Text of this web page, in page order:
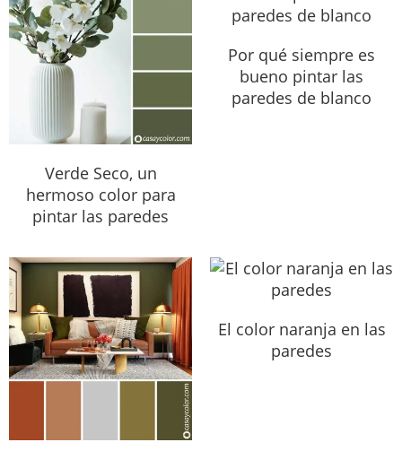
Verde Seco, un
hermoso color para
pintar las paredes
Por qué siempre es
bueno pintar las
paredes de blanco
El color naranja en las
paredes